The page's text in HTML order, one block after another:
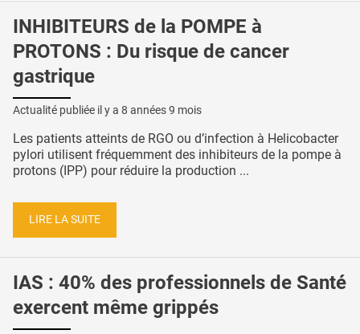
INHIBITEURS de la POMPE à
PROTONS : Du risque de cancer
gastrique
Actualité publiée il y a 8 années 9 mois
Les patients atteints de RGO ou d’infection à Helicobacter
pylori utilisent fréquemment des inhibiteurs de la pompe à
protons (IPP) pour réduire la production ...
LIRE LA SUITE
IAS : 40% des professionnels de Santé
exercent même grippés